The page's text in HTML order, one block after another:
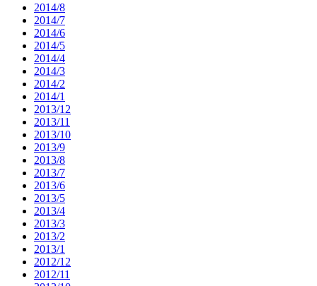
2014/8
2014/7
2014/6
2014/5
2014/4
2014/3
2014/2
2014/1
2013/12
2013/11
2013/10
2013/9
2013/8
2013/7
2013/6
2013/5
2013/4
2013/3
2013/2
2013/1
2012/12
2012/11